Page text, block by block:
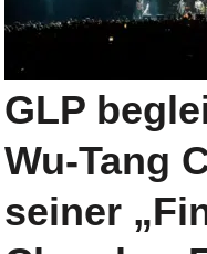
GLP
Wu-Tang
seiner